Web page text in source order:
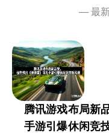
— 最
腾讯游戏布局新
手游引爆休闲竞